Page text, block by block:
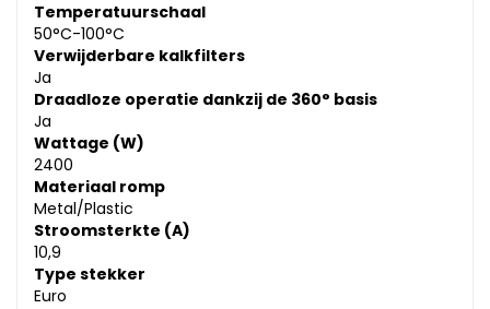
Temperatuurschaal
50°C-100°C
Verwijderbare kalkfilters
Ja
Draadloze operatie dankzij de 360° basis
Ja
Wattage (W)
2400
Materiaal romp
Metal/Plastic
Stroomsterkte (A)
10,9
Type stekker
Euro